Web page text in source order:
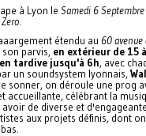
à Lyon le Samedi 6
.
étendu au 60 avenue
son parvis, en extérieur de 15
tardive jusqu'à 6h, avec
un soundsystem lyonnais,
sonner, on déroule une prog
accueillante, célébrant la
de diverse et
aux projets définis, dont